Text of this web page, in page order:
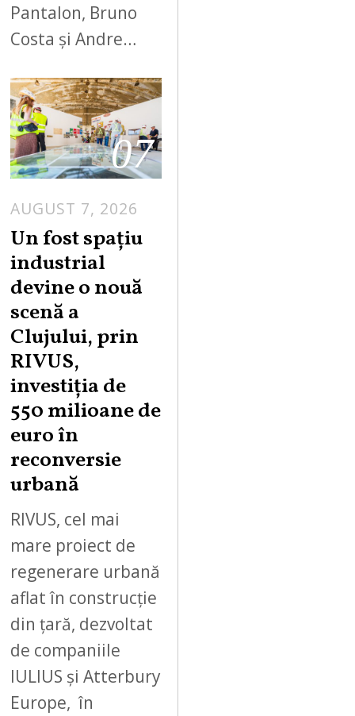
Pantalon, Bruno
Costa și Andre…
07
AUGUST 7, 2026
Un fost spațiu
industrial
devine o nouă
scenă a
Clujului, prin
RIVUS,
investiția de
550 milioane de
euro în
reconversie
urbană
RIVUS, cel mai
mare proiect de
regenerare urbană
aflat în construcție
din țară, dezvoltat
de companiile
IULIUS și Atterbury
Europe, în